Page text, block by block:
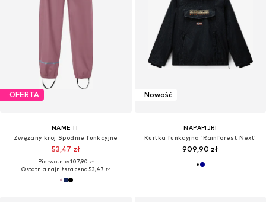
OFERTA
NAME IT
Zwężany krój Spodnie funkcyjne
53,47 zł
Pierwotnie: 107,90 zł
Ostatnia najniższa cena:53,47 zł
Nowość
NAPAPIJRI
Kurtka funkcyjna 'Rainforest Next'
909,90 zł